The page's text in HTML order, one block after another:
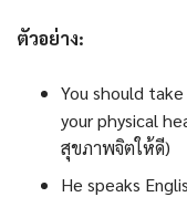
ตัวอย่าง:
You should
your physical
สุขภาพจิตให้ดี)
He speaks